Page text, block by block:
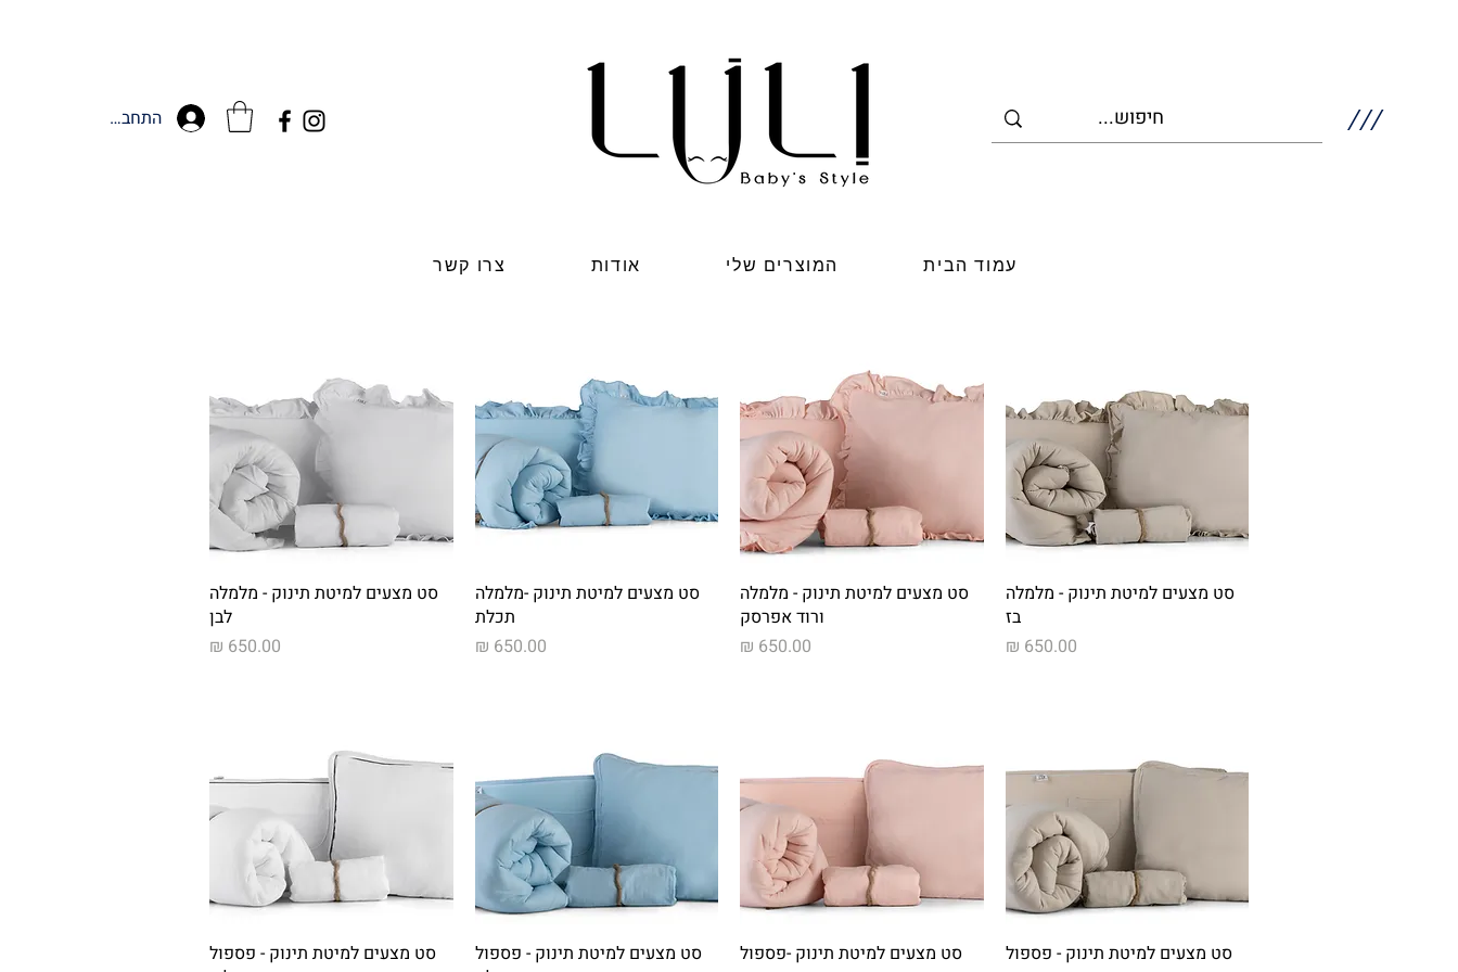
התחברות ///
עמוד הבית המוצרים שלי אודות צרו קשר
תצוגה מהירה
סט מצעים למיטת תינוק - מלמלה
בז
מחיר
תצוגה מהירה
סט מצעים למיטת תינוק - מלמלה
ורוד אפרסק
מחיר
תצוגה מהירה
סט מצעים למיטת תינוק -מלמלה
תכלת
מחיר
תצוגה מהירה
סט מצעים למיטת תינוק - מלמלה
לבן
מחיר
תצוגה מהירה
סט מצעים למיטת תינוק - פספול
תצוגה מהירה
סט מצעים למיטת תינוק -פספול
תצוגה מהירה
סט מצעים למיטת תינוק - פספול
תצוגה מהירה
סט מצעים למיטת תינוק - פספול